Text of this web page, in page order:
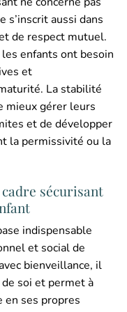
aussi dans
de respect mutuel.
enfants ont besoin
et
La stabilité
mieux gérer leurs
et de développer
la permissivité ou la
sécurisant
indispensable
et social de
bienveillance, il
soi et permet à
en ses propres